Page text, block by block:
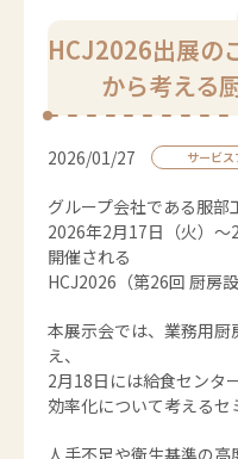
HCJ2026出展の
から考える
2026/01/27 サービ
グループ会社である服部
2026年2月17日（火）
開催される
HCJ2026（第26回 厨房
本展示会では、業務用
え、
2月18日には給食センタ
効率化について考えるセ
人手不足や衛生基準の高